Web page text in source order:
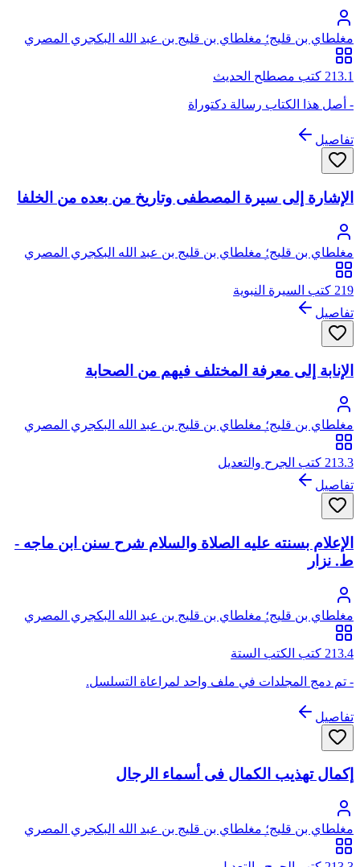
مغلطاي بن قليج؛ مغلطاي بن قليج بن عبد الله البكجري المصري
الحكري الحنفي، أبو عبد الله، علاء الدين
213.1 كتب مصطلح الحديث
- أصل هذا الكتاب رسالة دكتوراة
تفاصيل
الإشارة إلى سيرة المصطفى وتاريخ من بعده من الخلفا
مغلطاي بن قليج؛ مغلطاي بن قليج بن عبد الله البكجري المصري
الحكري الحنفي، أبو عبد الله، علاء الدين
219 كتب السيرة النبوية
تفاصيل
الإنابة إلى معرفة المختلف فيهم من الصحابة
مغلطاي بن قليج؛ مغلطاي بن قليج بن عبد الله البكجري المصري
الحكري الحنفي، أبو عبد الله، علاء الدين
213.3 كتب الجرح والتعديل
تفاصيل
الإعلام بسنته عليه الصلاة والسلام شرح سنن ابن ماجه -
ط. نزار
مغلطاي بن قليج؛ مغلطاي بن قليج بن عبد الله البكجري المصري
الحكري الحنفي، أبو عبد الله، علاء الدين
213.4 كتب الكتب الستة
- تم دمج المجلدات في ملف واحد لمراعاة التسلسل.
تفاصيل
إكمال تهذيب الكمال فى أسماء الرجال
مغلطاي بن قليج؛ مغلطاي بن قليج بن عبد الله البكجري المصري
الحكري الحنفي، أبو عبد الله، علاء الدين